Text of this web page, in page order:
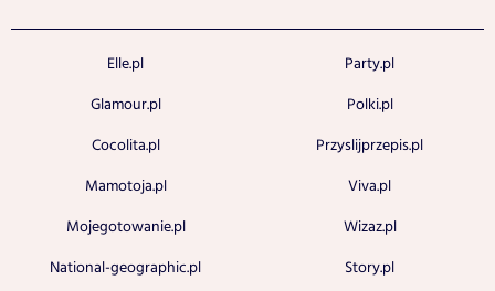
Elle.pl
Glamour.pl
Cocolita.pl
Mamotoja.pl
Mojegotowanie.pl
National-geographic.pl
Party.pl
Polki.pl
Przyslijprzepis.pl
Viva.pl
Wizaz.pl
Story.pl